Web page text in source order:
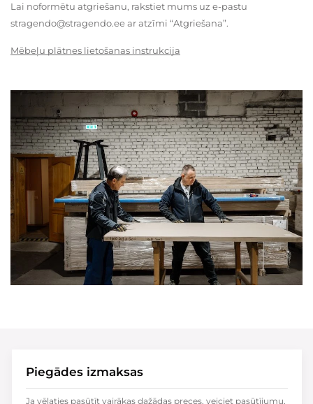
Lai noformētu atgriešanu, rakstiet mums uz e-pastu
stragendo@stragendo.ee ar atzīmi “Atgriešana”.
Mēbeļu plātnes lietošanas instrukcija
Piegādes izmaksas
Ja vēlaties pasūtīt vairākas dažādas preces, veiciet pasūtījumu,